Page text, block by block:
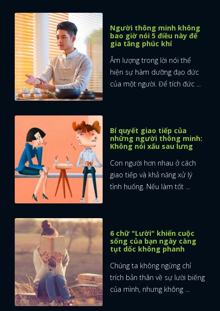
FACEBOOK
Người thông minh không
bao giờ nói 5 điều này để
gia tăng phúc khí
Âm lượng trong lời nói thể
hiện sự hàm dưỡng đạo đức
của một người. Để tích đức ...
Bí quyết giao tiếp của
những người thông minh:
Không nói xấu sau lưng
Con người hơn nhau ở cách
giao tiếp và khả năng xử lý
tình huống. Nếu làm tốt ...
6 chữ "Lười" khiến cuộc
sống của bạn ngày càng
tụt dốc không phanh
Chúng ta không ngừng chỉ
trích bản thân về sự lười biếng
của mình, nhưng không ...